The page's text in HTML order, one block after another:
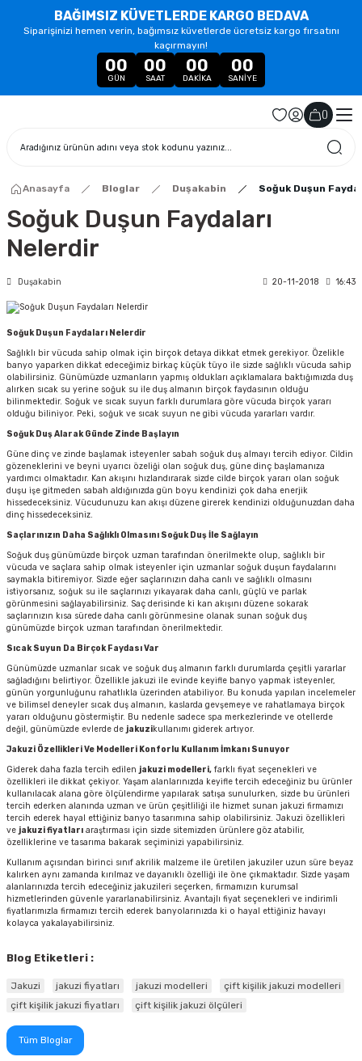
BAĞIMSIZ KÜVETLERDE KARGO BEDAVA
Siparişinizi hemen verin, bağımsız küvetlerde ücretsiz kargo fırsatını
kaçırmayın!
00
GÜN
00
SAAT
00
DAKIKA
00
SANIYE
()
Anasayfa Bloglar Duşakabin Soğuk Duşun
Soğuk Duşun Faydaları
Nelerdir
Duşakabin 20-11-2018 16:43
Soğuk Duşun Faydaları Nelerdir
Sağlıklı bir vücuda sahip olmak için birçok detaya dikkat etmek gerekiyor. Özelikle
banyo yaparken dikkat edeceğimiz birkaç küçük tüyo ile sizde sağlıklı vücuda sahip
olabilirsiniz. Günümüzde uzmanların yapmış oldukları açıklamalara baktığımızda duş
alırken sıcak su yerine soğuk su ile duş almanın birçok faydasının olduğu
bilinmektedir. Soğuk ve sıcak suyun farklı durumlara göre vücuda birçok yararı
olduğu biliniyor. Peki, soğuk ve sıcak suyun ne gibi vücuda yararları vardır.
Soğuk Duş Alarak Günde Zinde Başlayın
Güne dinç ve zinde başlamak isteyenler sabah soğuk duş almayı tercih ediyor. Cildin
gözeneklerini ve beyni uyarıcı özeliği olan soğuk duş, güne dinç başlamanıza
yardımcı olmaktadır. Kan akışını hızlandırarak sizde cilde birçok yararı olan soğuk
duşu işe gitmeden sabah aldığınızda gün boyu kendinizi çok daha enerjik
hissedeceksiniz. Vücudunuzu kan akışı düzene girerek kendinizi olduğunuzdan daha
dinç hissedeceksiniz.
Saçlarınızın Daha Sağlıklı Olmasını Soğuk Duş İle Sağlayın
Soğuk duş günümüzde birçok uzman tarafından önerilmekte olup, sağlıklı bir
vücuda ve saçlara sahip olmak isteyenler için uzmanlar soğuk duşun faydalarını
saymakla bitiremiyor. Sizde eğer saçlarınızın daha canlı ve sağlıklı olmasını
istiyorsanız, soğuk su ile saçlarınızı yıkayarak daha canlı, güçlü ve parlak
görünmesini sağlayabilirsiniz. Saç derisinde ki kan akışını düzene sokarak
saçlarınızın kısa sürede daha canlı görünmesine olanak sunan soğuk duş
günümüzde birçok uzman tarafından önerilmektedir.
Sıcak Suyun Da Birçok Faydası Var
Günümüzde uzmanlar sıcak ve soğuk duş almanın farklı durumlarda çeşitli yararlar
sağladığını belirtiyor. Özellikle jakuzi ile evinde keyifle banyo yapmak isteyenler,
günün yorgunluğunu rahatlıkla üzerinden atabiliyor. Bu konuda yapılan incelemeler
ve bilimsel deneyler sıcak duş almanın, kaslarda gevşemeye ve rahatlamaya birçok
yararı olduğunu göstermiştir. Bu nedenle sadece spa merkezlerinde ve otellerde
değil, günümüzde evlerde de jakuzikullanımı giderek artıyor.
Jakuzi Özellikleri Ve Modelleri Konforlu Kullanım İmkanı Sunuyor
Giderek daha fazla tercih edilen jakuzi modelleri, farklı fiyat seçenekleri ve
özellikleri ile dikkat çekiyor. Yaşam alanlarınızda keyifle tercih edeceğiniz bu ürünler
kullanılacak alana göre ölçülendirme yapılarak satışa sunulurken, sizde bu ürünleri
tercih ederken alanında uzman ve ürün çeşitliliği ile hizmet sunan jakuzi firmamızı
tercih ederek hayal ettiğiniz banyo tasarımına sahip olabilirsiniz. Jakuzi özellikleri
ve jakuzi fiyatları araştırması için sizde sitemizden ürünlere göz atabilir,
özelliklerine ve tasarıma bakarak seçiminizi yapabilirsiniz.
Kullanım açısından birinci sınıf akrilik malzeme ile üretilen jakuziler uzun süre beyaz
kalırken aynı zamanda kırılmaz ve dayanıklı özelliği ile öne çıkmaktadır. Sizde yaşam
alanlarınızda tercih edeceğiniz jakuzileri seçerken, firmamızın kurumsal
hizmetlerinden güvenle yararlanabilirsiniz. Avantajlı fiyat seçenekleri ve indirimli
fiyatlarımızla firmamızı tercih ederek banyolarınızda ki o hayal ettiğiniz havayı
kolayca yakalayabilirsiniz.
Blog Etiketleri :
Jakuzi jakuzi fiyatları jakuzi modelleri
çift kişilik jakuzi modelleri
çift kişilik jakuzi fiyatları
çift kişilik jakuzi ölçüleri
Tüm Bloglar